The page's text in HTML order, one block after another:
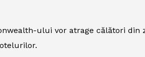
ului vor atrage călători din